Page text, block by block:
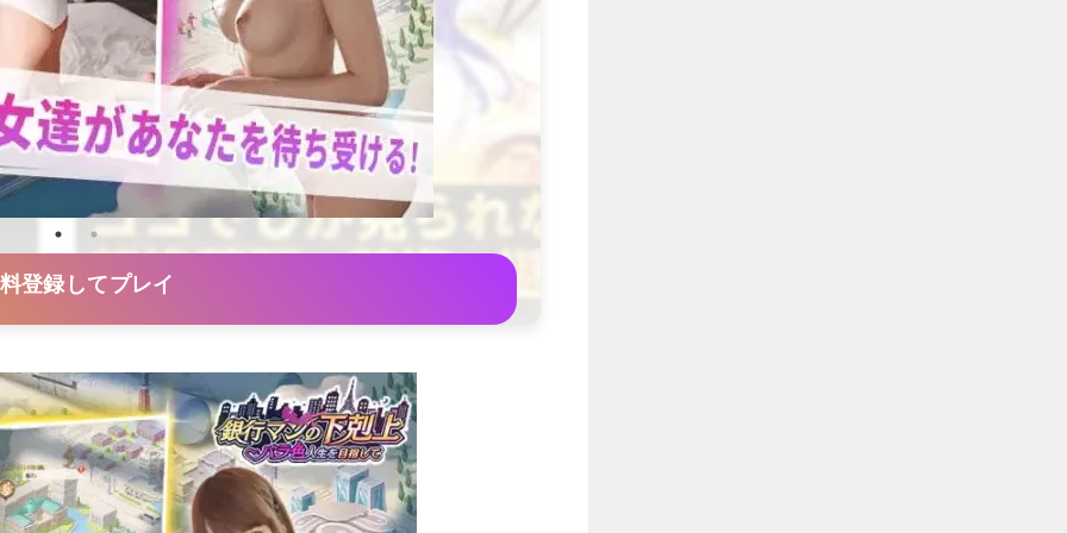
登録してプレイ